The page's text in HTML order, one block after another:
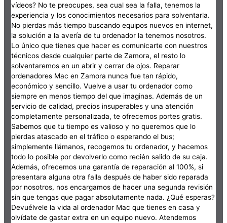
vídeos? No te preocupes, sea cual sea la falla, tenemos la
experiencia y los conocimientos necesarios para solventarla.
No pierdas más tiempo buscando equipos nuevos en internet,
la solución a la avería de tu ordenador la tenemos nosotros.
Lo único que tienes que hacer es comunicarte con nuestros
técnicos desde cualquier parte de Zamora, el resto lo
solventaremos en un abrir y cerrar de ojos. Reparar
ordenadores Mac en Zamora nunca fue tan rápido,
económico y sencillo. Vuelve a usar tu ordenador como
siempre en menos tiempo del que imaginas. Además de un
servicio de calidad, precios insuperables y una atención
completamente personalizada, te ofrecemos portes gratis.
Sabemos que tu tiempo es valioso y no queremos que lo
pierdas atascado en el tráfico o esperando el bus;
simplemente llámanos, recogemos tu ordenador, y hacemos
todo lo posible por devolverlo como recién salido de su caja.
Además, ofrecemos una garantía de reparación al 100%, si
presentara alguna otra falla después de haber sido reparada
por nosotros, nos encargamos de hacer una segunda revisión
sin que tengas que pagar absolutamente nada. ¿Qué esperas?
Devuélvele la vida al ordenador Mac que tienes en casa y
olvídate de gastar extra en un equipo nuevo. Atendemos